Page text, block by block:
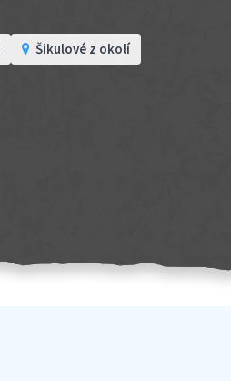
Šikulové z okolí